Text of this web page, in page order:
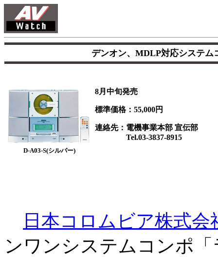
デンオン、MDLP対応システム
D-A03-S(シルバー)
8月中旬発売
標準価格：55,000円
連絡先：電機事業本部 宣伝部
Tel.03-3837-8915
日本コロムビア株式会
ンワンシステムコンポ